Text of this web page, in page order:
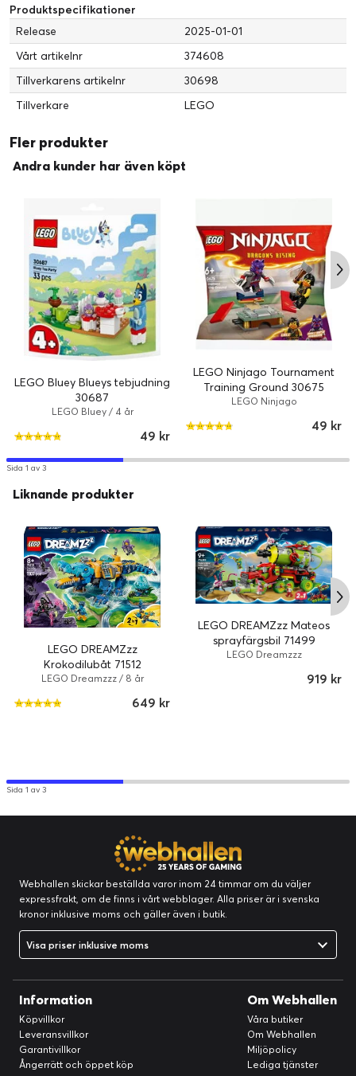
Produktspecifikationer
Release
2025-01-01
Vårt artikelnr
374608
Tillverkarens artikelnr
30698
Tillverkare
LEGO
Fler produkter
Andra kunder har även köpt
LEGO Bluey Blueys tebjudning
30687
LEGO Bluey / 4 år
49 kr
LEGO Ninjago Tournament
Training Ground 30675
LEGO Ninjago
49 kr
Sida 1 av 3
Liknande produkter
LEGO DREAMZzz
Krokodilubåt 71512
LEGO Dreamzzz / 8 år
649 kr
LEGO DREAMZzz Mateos
sprayfärgsbil 71499
LEGO Dreamzzz
919 kr
Sida 1 av 3
Webhallen skickar beställda varor inom 24 timmar om du väljer
expressfrakt, om de finns i vårt webblager. Alla priser är i svenska
kronor inklusive moms och gäller även i butik.
Visa priser inklusive moms
Information
Köpvillkor
Leveransvillkor
Garantivillkor
Ångerrätt och öppet köp
Om Webhallen
Våra butiker
Om Webhallen
Miljöpolicy
Lediga tjänster